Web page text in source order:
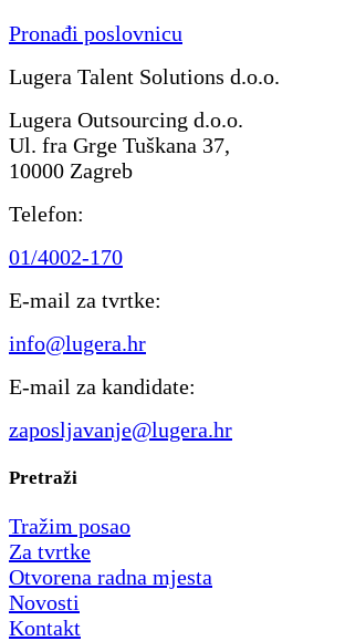
Pronađi poslovnicu
Lugera Talent Solutions d.o.o.
Lugera Outsourcing d.o.o.
Ul. fra Grge Tuškana 37,
10000 Zagreb
Telefon:
01/4002-170
E-mail za tvrtke:
info@lugera.hr
E-mail za kandidate:
zaposljavanje@lugera.hr
Pretraži
Tražim posao
Za tvrtke
Otvorena radna mjesta
Novosti
Kontakt